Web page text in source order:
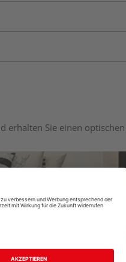
erhalten Sie einen